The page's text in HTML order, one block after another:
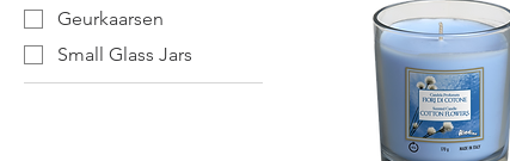
Geurkaarsen
Small Glass Jars